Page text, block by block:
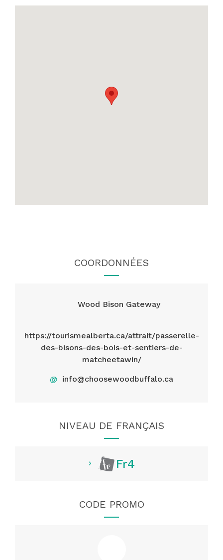
COORDONNÉES
Wood Bison Gateway
https://tourismealberta.ca/attrait/passerelle-
des-bisons-des-bois-et-sentiers-de-
matcheetawin/
@ info@choosewoodbuffalo.ca
NIVEAU DE FRANÇAIS
Fr4
CODE PROMO